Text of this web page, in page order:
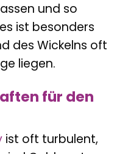
und so
ist besonders
des Wickelns oft
liegen.
für den
ist oft turbulent,